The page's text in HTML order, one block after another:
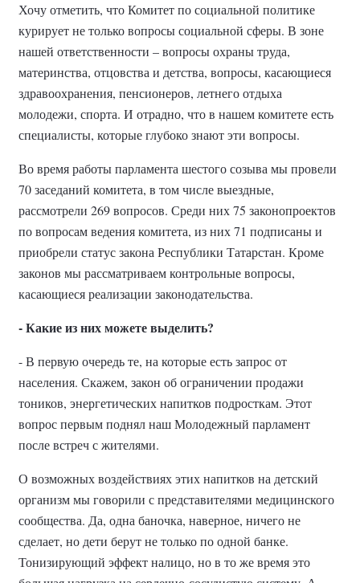
Хочу отметить, что Комитет по социальной политике
курирует не только вопросы социальной сферы. В зоне
нашей ответственности – вопросы охраны труда,
материнства, отцовства и детства, вопросы, касающиеся
здравоохранения, пенсионеров, летнего отдыха
молодежи, спорта. И отрадно, что в нашем комитете есть
специалисты, которые глубоко знают эти вопросы.
Во время работы парламента шестого созыва мы провели
70 заседаний комитета, в том числе выездные,
рассмотрели 269 вопросов. Среди них 75 законопроектов
по вопросам ведения комитета, из них 71 подписаны и
приобрели статус закона Республики Татарстан. Кроме
законов мы рассматриваем контрольные вопросы,
касающиеся реализации законодательства.
- Какие из них можете выделить?
- В первую очередь те, на которые есть запрос от
населения. Скажем, закон об ограничении продажи
тоников, энергетических напитков подросткам. Этот
вопрос первым поднял наш Молодежный парламент
после встреч с жителями.
О возможных воздействиях этих напитков на детский
организм мы говорили с представителями медицинского
сообщества. Да, одна баночка, наверное, ничего не
сделает, но дети берут не только по одной банке.
Тонизирующий эффект налицо, но в то же время это